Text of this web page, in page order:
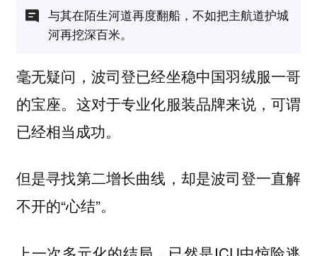
与其在陌生河道再度翻船，不如把主航道护城
河再挖深百米。
毫无疑问，波司登已经坐稳中国羽绒服一哥
的宝座。这对于专业化服装品牌来说，可谓
已经相当成功。
但是寻找第二增长曲线，却是波司登一直解
不开的“心结”。